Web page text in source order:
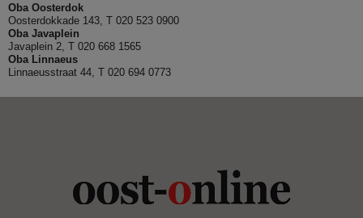
Oba Oosterdok
Oosterdokkade 143, T 020 523 0900
Oba Javaplein
Javaplein 2, T 020 668 1565
Oba Linnaeus
Linnaeusstraat 44, T 020 694 0773